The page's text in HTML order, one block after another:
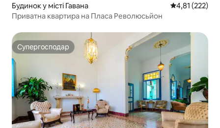
Будинок у місті Гавана Середня
4,81 (222)
Приватна квартира на Пласа Революсьйон
Супергосподар
Супергосподар